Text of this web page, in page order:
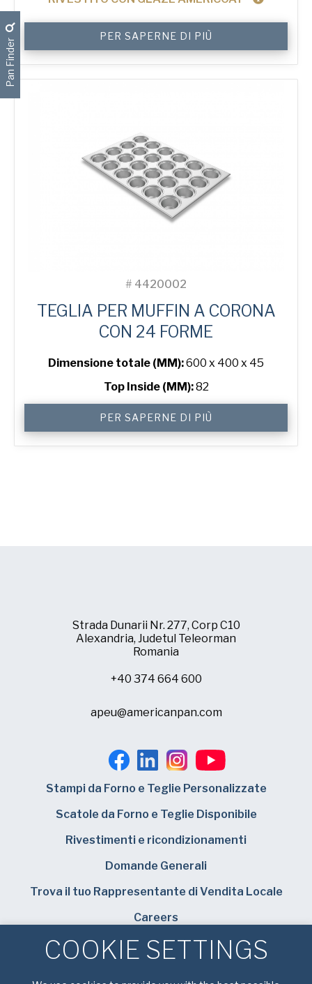
Muffin
Tray
with
PER SAPERNE DI PIÙ
# 4420002
TEGLIA PER MUFFIN A CORONA
CON 24 FORME
Dimensione totale (MM):600 x 400 x 45
Top Inside (MM):82
Tray
with
PER SAPERNE DI PIÙ
Pan Finder
Strada Dunarii Nr. 277, Corp C10
Alexandria, Judetul Teleorman
Romania
+40 374 664 600
apeu@americanpan.com
Stampi da Forno e Teglie Personalizzate
Scatole da Forno e Teglie Disponibile
Rivestimenti e ricondizionamenti
Domande Generali
Trova il tuo Rappresentante di Vendita Locale
Careers
Bundy Baking Solutions
COOKIE SETTINGS